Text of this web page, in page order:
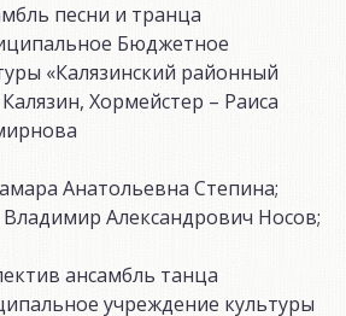
песни и транца
Бюджетное
«Калязинский районный
Хормейстер – Раиса
Анатольевна Степина;
Александрович Носов;
ансамбль танца
учреждение культуры